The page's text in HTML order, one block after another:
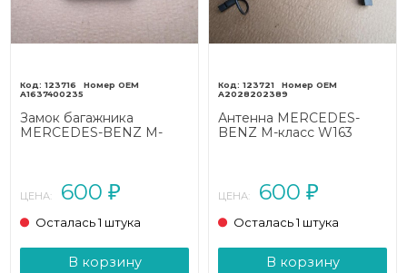
123716
A1637400235
Замок багажника
MERCEDES-BENZ M-
ЦЕНА: 600 ₽
Осталась 1 штука
В корзину
123721
A2028202389
Антенна MERCEDES-
BENZ M-класс W163
ЦЕНА: 600 ₽
Осталась 1 штука
В корзину